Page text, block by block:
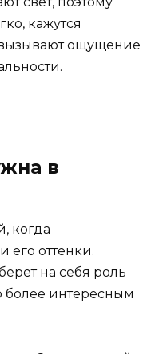
кажутся
ощущение
в
когда
его оттенки.
на себя роль
более интересным